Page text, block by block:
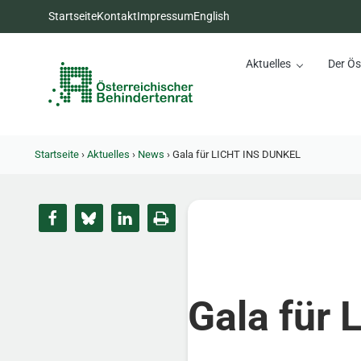
Zum Inhalt springen
Zur Hauptnavigation springen
Zum Footer springen
StartseiteKontaktImpressumEnglish
Aktuelles Der
Startseite › Aktuelles › News ›Gala für LICHT INS DUNKEL
Gala für